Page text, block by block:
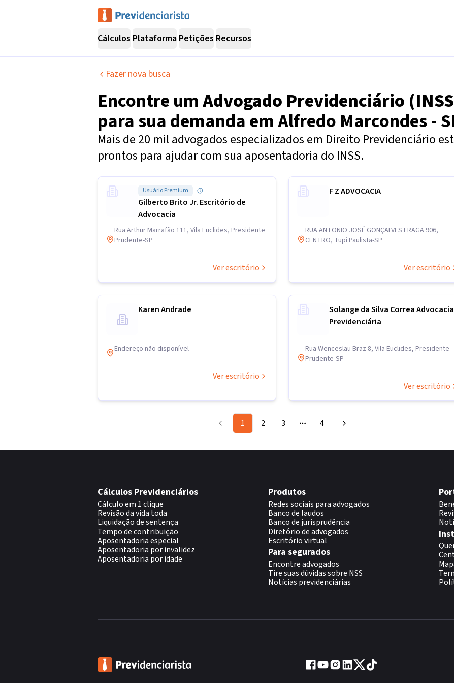
Cálculos Plataforma Petições Recursos
Fazer nova busca
Encontre umAdvogado Previdenciário
para sua demanda emAlfredo Marcondes -
Mais de 20 mil advogados especializados em Direito Previdenciário
prontos para ajudar com sua aposentadoria do INSS.
Usuário Premium
Gilberto Brito Jr. Escritório de
Advocacia
Rua Arthur Marrafão 111, Vila Euclides, Presidente
Prudente-SP
Ver escritório
F Z ADVOCACIA
RUA ANTONIO JOSÉ GONÇALVES FRAGA 906,
CENTRO, Tupi Paulista-SP
Ver escritório
Karen Andrade
Endereço não disponível
Ver escritório
Solange da Silva Correa Advocacia
Previdenciária
Rua Wenceslau Braz 8, Vila Euclides, Presidente
Prudente-SP
Ver escritório
1 2 3 More pages
4
Cálculos Previdenciários
Cálculo em 1 clique
Revisão da vida toda
Liquidação de sentença
Tempo de contribuição
Aposentadoria especial
Aposentadoria por invalidez
Aposentadoria por idade
Produtos
Redes sociais para advogados
Banco de laudos
Banco de jurisprudência
Diretório de advogados
Escritório virtual
Para segurados
Encontre advogados
Tire suas dúvidas sobre NSS
Notícias previdenciárias